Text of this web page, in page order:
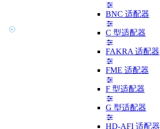
BNC 适配器
C 型适配器
FAKRA 适配器
FME 适配器
F 型适配器
G 型适配器
HD-AFI 适配器